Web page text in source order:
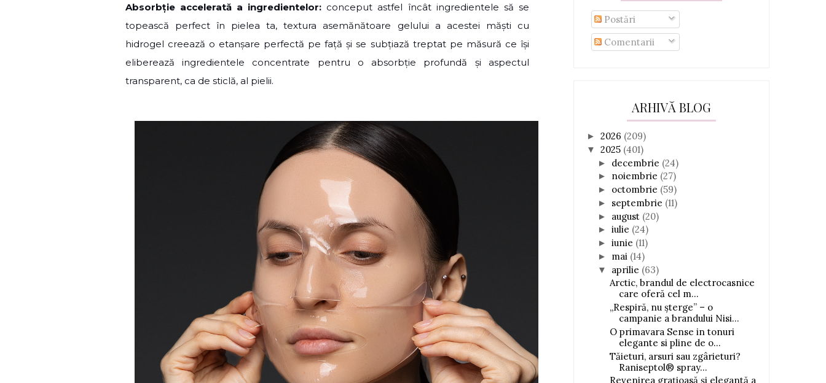
Absorbție accelerată a ingredientelor: conceput astfel încât ingredientele să se
topească perfect în pielea ta, textura asemănătoare gelului a acestei măști cu
hidrogel creează o etanșare perfectă pe față și se subțiază treptat pe măsură ce își
eliberează ingredientele concentrate pentru o absorbție profundă și aspectul
transparent, ca de sticlă, al pielii.
Postări
Comentarii
ARHIVĂ BLOG
► 2026 (209)
▼ 2025 (401)
► decembrie (24)
► noiembrie (27)
► octombrie (59)
► septembrie (11)
► august (20)
► iulie (24)
► iunie (11)
► mai (14)
▼ aprilie (63)
Arctic, brandul de electrocasnice
care oferă cel m...
„Respiră, nu șterge” – o
campanie a brandului Nisi...
O primavara Sense in tonuri
elegante si pline de o...
Tăieturi, arsuri sau zgârieturi?
Raniseptol® spray...
Revenirea grațioasă și elegantă a